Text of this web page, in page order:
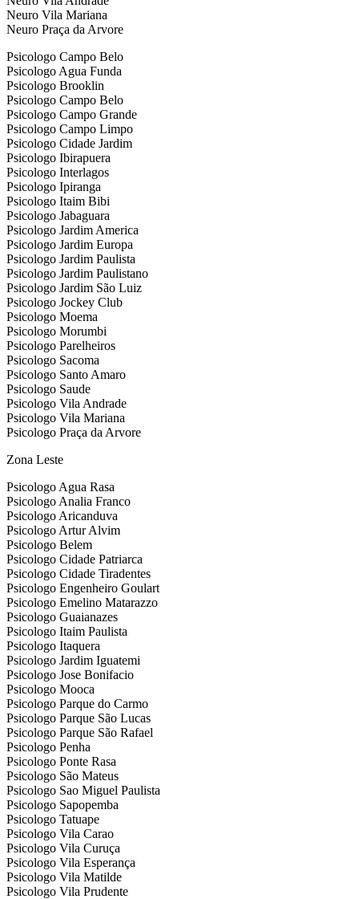
Neuro Vila Mariana
Neuro Praça da Arvore
Psicologo Campo Belo
Psicologo Agua Funda
Psicologo Brooklin
Psicologo Campo Belo
Psicologo Campo Grande
Psicologo Campo Limpo
Psicologo Cidade Jardim
Psicologo Ibirapuera
Psicologo Interlagos
Psicologo Ipiranga
Psicologo Itaim Bibi
Psicologo Jabaguara
Psicologo Jardim America
Psicologo Jardim Europa
Psicologo Jardim Paulista
Psicologo Jardim Paulistano
Psicologo Jardim São Luiz
Psicologo Jockey Club
Psicologo Moema
Psicologo Morumbi
Psicologo Parelheiros
Psicologo Sacoma
Psicologo Santo Amaro
Psicologo Saude
Psicologo Vila Andrade
Psicologo Vila Mariana
Psicologo Praça da Arvore
Zona Leste
Psicologo Agua Rasa
Psicologo Analia Franco
Psicologo Aricanduva
Psicologo Artur Alvim
Psicologo Belem
Psicologo Cidade Patriarca
Psicologo Cidade Tiradentes
Psicologo Engenheiro Goulart
Psicologo Emelino Matarazzo
Psicologo Guaianazes
Psicologo Itaim Paulista
Psicologo Itaquera
Psicologo Jardim Iguatemi
Psicologo Jose Bonifacio
Psicologo Mooca
Psicologo Parque do Carmo
Psicologo Parque São Lucas
Psicologo Parque São Rafael
Psicologo Penha
Psicologo Ponte Rasa
Psicologo São Mateus
Psicologo Sao Miguel Paulista
Psicologo Sapopemba
Psicologo Tatuape
Psicologo Vila Carao
Psicologo Vila Curuça
Psicologo Vila Esperança
Psicologo Vila Matilde
Psicologo Vila Prudente